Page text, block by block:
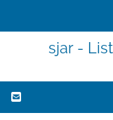
sjar -